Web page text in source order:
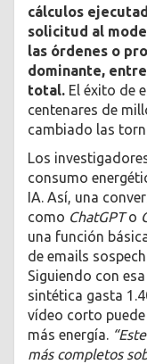
cálculos
solicitud al
las órdenes o
dominante,
total. El éxito de
centenares de
cambiado las
Los
consumo
IA. Así, una
como ChatGPTo
una función
de emails
Siguiendo con
sintética gasta
vídeo corto puede
más energía.
más completos